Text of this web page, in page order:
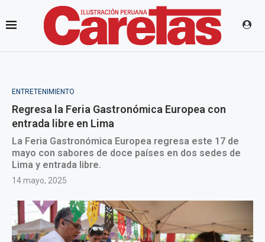
ENTRETENIMIENTO
Regresa la Feria Gastronómica Europea con
entrada libre en Lima
La Feria Gastronómica Europea regresa este 17 de
mayo con sabores de doce países en dos sedes de
Lima y entrada libre.
14 mayo, 2025